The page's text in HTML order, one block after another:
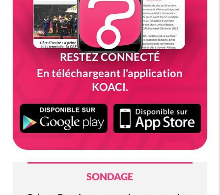
RESTEZ CONNECTÉ
En téléchargeant l'application
KOACI.
SONDAGE